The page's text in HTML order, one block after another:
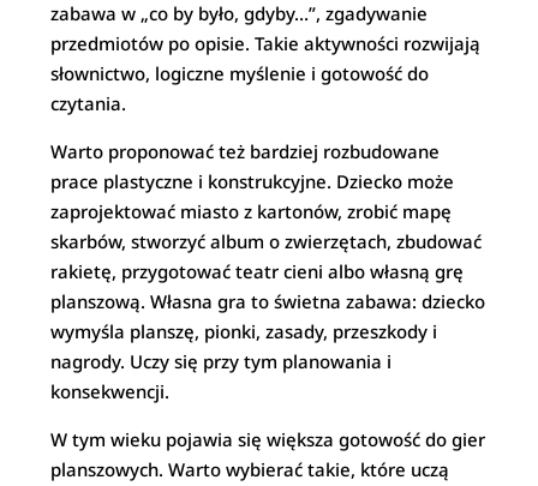
zabawa w „co by było, gdyby…”, zgadywanie
przedmiotów po opisie. Takie aktywności rozwijają
słownictwo, logiczne myślenie i gotowość do
czytania.
Warto proponować też bardziej rozbudowane
prace plastyczne i konstrukcyjne. Dziecko może
zaprojektować miasto z kartonów, zrobić mapę
skarbów, stworzyć album o zwierzętach, zbudować
rakietę, przygotować teatr cieni albo własną grę
planszową. Własna gra to świetna zabawa: dziecko
wymyśla planszę, pionki, zasady, przeszkody i
nagrody. Uczy się przy tym planowania i
konsekwencji.
W tym wieku pojawia się większa gotowość do gier
planszowych. Warto wybierać takie, które uczą